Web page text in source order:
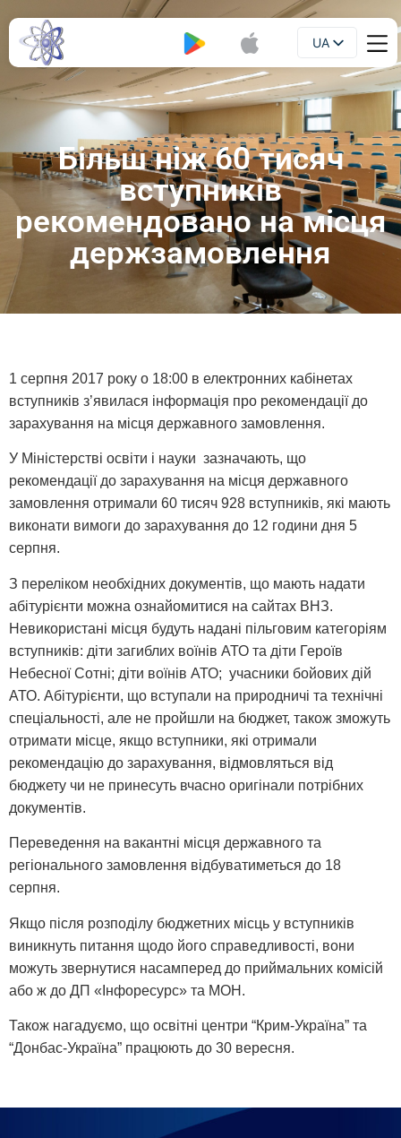
UA
EN
Більш ніж 60 тисяч
вступників
рекомендовано на місця
держзамовлення
1 серпня 2017 року о 18:00 в електронних кабінетах
вступників з’явилася інформація про рекомендації до
зарахування на місця державного замовлення.
У Міністерстві освіти і науки зазначають, що
рекомендації до зарахування на місця державного
замовлення отримали 60 тисяч 928 вступників, які мають
виконати вимоги до зарахування до 12 години дня 5
серпня.
З переліком необхідних документів, що мають надати
абітурієнти можна ознайомитися на сайтах ВНЗ.
Невикористані місця будуть надані пільговим категоріям
вступників: діти загиблих воїнів АТО та діти Героїв
Небесної Сотні; діти воїнів АТО; учасники бойових дій
АТО. Абітурієнти, що вступали на природничі та технічні
спеціальності, але не пройшли на бюджет, також зможуть
отримати місце, якщо вступники, які отримали
рекомендацію до зарахування, відмовляться від
бюджету чи не принесуть вчасно оригінали потрібних
документів.
Переведення на вакантні місця державного та
регіонального замовлення відбуватиметься до 18
серпня.
Якщо після розподілу бюджетних місць у вступників
виникнуть питання щодо його справедливості, вони
можуть звернутися насамперед до приймальних комісій
або ж до ДП «Інфоресурс» та МОН.
Також нагадуємо, що освітні центри “Крим-Україна” та
“Донбас-Україна” працюють до 30 вересня.